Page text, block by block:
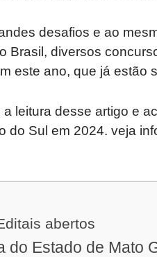
desafios e ao
Brasil, diversos
este ano, que já estão
leitura desse artigo e
do Sul em 2024. veja
abertos
do Estado de Mato